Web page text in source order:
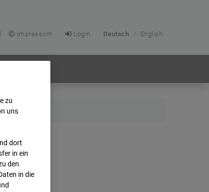
Impressum Login Deutsch / English
zu
uns
dort
in ein
den
in die